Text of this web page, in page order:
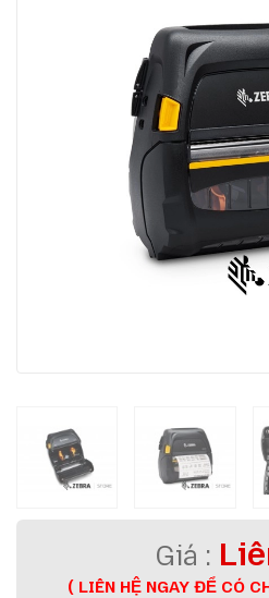
( LIÊN HỆ NGAY ĐỂ CÓ